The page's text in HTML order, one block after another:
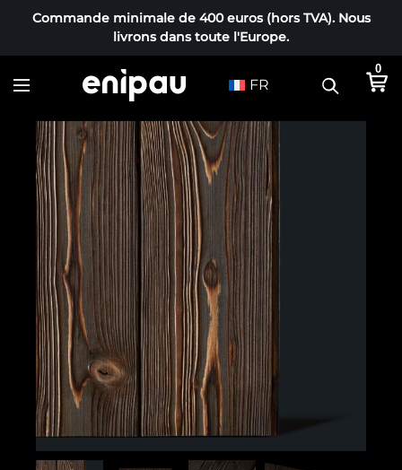
Commande minimale de 400 euros (hors TVA). Nous
livrons dans toute l'Europe.
FR
0